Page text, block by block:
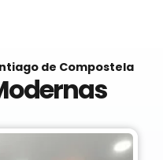
de Compostela